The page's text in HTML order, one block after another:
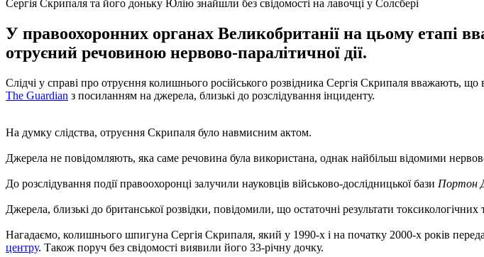
Сергія Скрипаля та його доньку Юлію знайшли без свідомості на лавочці у Солсбері
У правоохоронних органах Великобританії на цьому
отруєний речовиною нервово-паралітичної дії.
Слідчі у справі про отруєння колишнього російського розвідника Сергія Скрипаля вважають,
The Guardian з посиланням на джерела, близькі до розслідування інциденту.
На думку слідства, отруєння Скрипаля було навмисним актом.
Джерела не повідомляють, яка саме речовина була використана, однак найбільш відомими
До розслідування події правоохоронці залучили науковців військово-дослідницької бази Портон
Джерела, близькі до британської розвідки, повідомили, що остаточні результати
Нагадаємо, колишнього шпигуна Сергія Скрипаля, який у 1990-х і на початку 2000-х років
центру. Також поруч без свідомості виявили його 33-річну дочку.